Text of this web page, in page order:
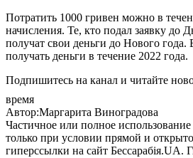
Потратить 1000 гривен можно в
начисления. Те, кто подал заявку до
получат свои деньги до Нового года.
получать деньги в течение 2022 года.
Подпишитесь на канал и читайте
время
Автор:Маргарита Виноградова
Частичное или полное использование
только при условии прямой и
гиперссылки на сайт Бессарабія.UA.